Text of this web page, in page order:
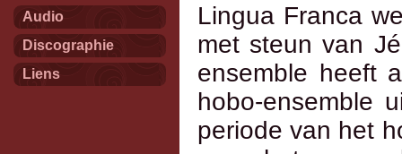
Audio
Discographie
Liens
Lingua Franca
met steun van
ensemble heeft
hobo-ensemble
periode van het